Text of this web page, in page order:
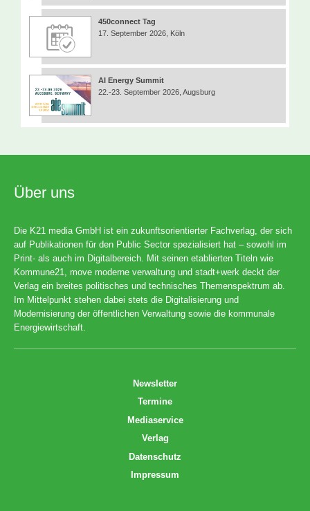
450connect Tag
17. September 2026, Köln
AI Energy Summit
22.-23. September 2026, Augsburg
Über uns
Die K21 media GmbH ist ein zukunftsorientierter Fachverlag, der sich
auf Publikationen für den Public Sector spezialisiert hat – sowohl im
Print- als auch im Digitalbereich. Mit seinen etablierten Titeln wie
Kommune21, move moderne verwaltung und stadt+werk deckt der
Verlag ein breites politisches und technisches Themenspektrum ab.
Im Mittelpunkt stehen dabei stets die Digitalisierung und
Modernisierung der öffentlichen Verwaltung sowie die kommunale
Energiewirtschaft.
Newsletter
Termine
Mediaservice
Verlag
Datenschutz
Impressum